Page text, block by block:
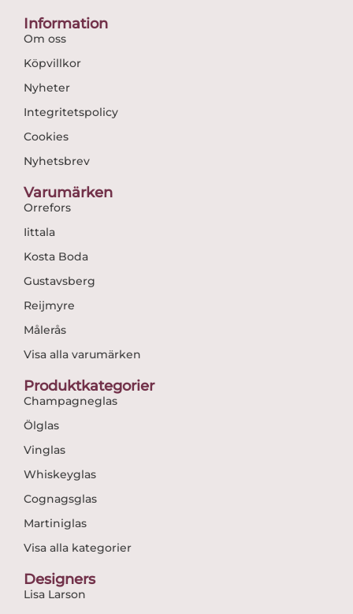
Information
Om oss
Köpvillkor
Nyheter
Integritetspolicy
Cookies
Nyhetsbrev
Varumärken
Orrefors
Iittala
Kosta Boda
Gustavsberg
Reijmyre
Målerås
Visa alla varumärken
Produktkategorier
Champagneglas
Ölglas
Vinglas
Whiskeyglas
Cognagsglas
Martiniglas
Visa alla kategorier
Designers
Lisa Larson